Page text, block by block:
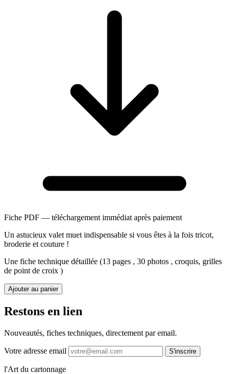
Fiche PDF — téléchargement immédiat après paiement
Un astucieux valet muet indispensable si vous êtes à la fois tricot,
broderie et couture !
Une fiche technique détaillée (13 pages , 30 photos , croquis, grilles
de point de croix )
Ajouter au panier
Restons en lien
Nouveautés, fiches techniques, directement par email.
Votre adresse email S'inscrire
l'Art du cartonnage